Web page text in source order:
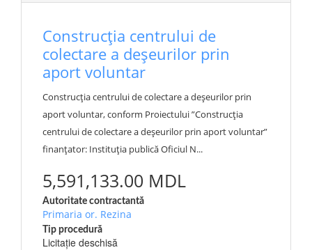
Construcția centrului de
colectare a deșeurilor prin
aport voluntar
Construcția centrului de colectare a deșeurilor prin
aport voluntar, conform Proiectului ”Construcția
centrului de colectare a deșeurilor prin aport voluntar”
finanțator: Instituția publică Oficiul N...
5,591,133.00 MDL
Autoritate contractantă
Primaria or. Rezina
Tip procedură
Licitație deschisă